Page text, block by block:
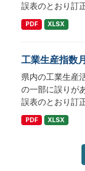
誤表のとおり訂
PDF XLSX
工業生産指数
県内の工業生産
の一部に誤りが
誤表のとおり訂
PDF XLSX